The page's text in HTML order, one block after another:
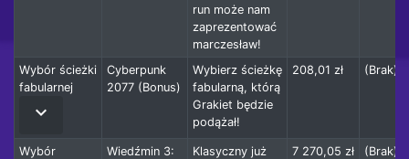
run może nam
zaprezentować
marczesław!
Wybór ścieżki
fabularnej
keyboard_arrow_down
Cyberpunk
2077 (Bonus)
Wybierz ścieżkę
fabularną, którą
Grakiet będzie
podążał!
208,01 zł (Brak)
Wybór
Wiedźmin 3:
Klasyczny już
7 270,05 zł (Brak)